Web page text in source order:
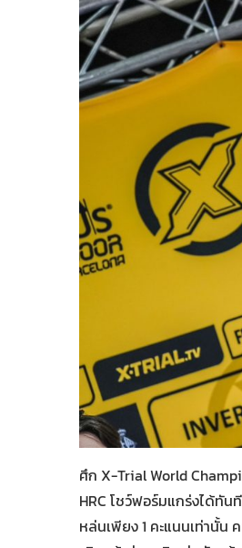
ศึก X-Trial World
HRC โชว์ฟอร์มแกร่งได้ทั
หล่นเพียง 1 คะแนนเท่านั้น